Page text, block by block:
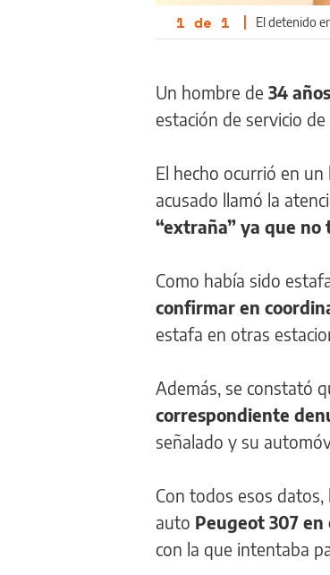
1 de 1 | El detenido
Un hombre de 34
estación de servicio
El hecho ocurrió en
acusado llamó la
“extraña” ya que
Como había sido
confirmar en
estafa en otras
Además, se constató
correspondiente
señalado y su
Con todos esos
auto Peugeot 307 en
con la que intentaba